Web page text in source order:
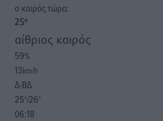
o καιρός τώρα:
25°
αίθριος καιρός
59%
13km/h
Δ-ΒΔ
25°/26°
06:18